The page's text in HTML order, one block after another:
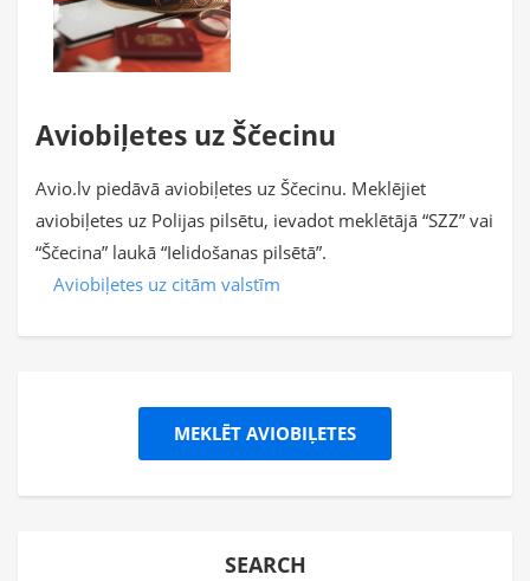
Aviobiļetes uz Ščecinu
Avio.lv piedāvā aviobiļetes uz Ščecinu. Meklējiet
aviobiļetes uz Polijas pilsētu, ievadot meklētājā “SZZ” vai
“Ščecina” laukā “Ielidošanas pilsētā”.
Aviobiļetes uz citām valstīm
MEKLĒT AVIOBIĻETES
SEARCH